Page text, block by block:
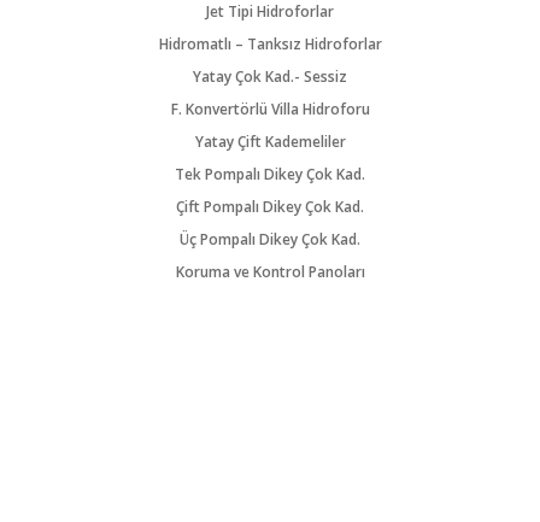
Jet Tipi Hidroforlar
Hidromatlı – Tanksız Hidroforlar
Yatay Çok Kad.- Sessiz
F. Konvertörlü Villa Hidroforu
Yatay Çift Kademeliler
Tek Pompalı Dikey Çok Kad.
Çift Pompalı Dikey Çok Kad.
Üç Pompalı Dikey Çok Kad.
Koruma ve Kontrol Panoları